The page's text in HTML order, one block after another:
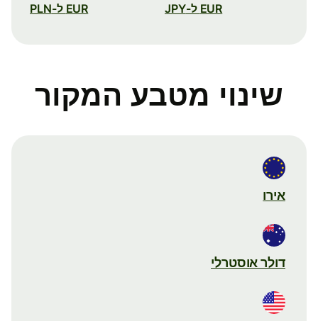
EUR ל-JPY EUR ל-PLN
שינוי מטבע המקור
אירו
דולר אוסטרלי